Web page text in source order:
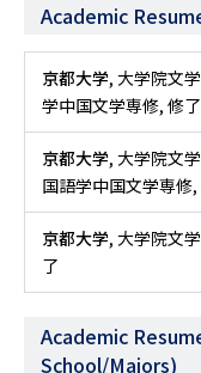
Academic
京都大学, 大学院文
学中国文学専修, 修了
京都大学, 大学院文
国語学中国文学専修
京都大学, 大学院文
了
Academic
School/Majors)